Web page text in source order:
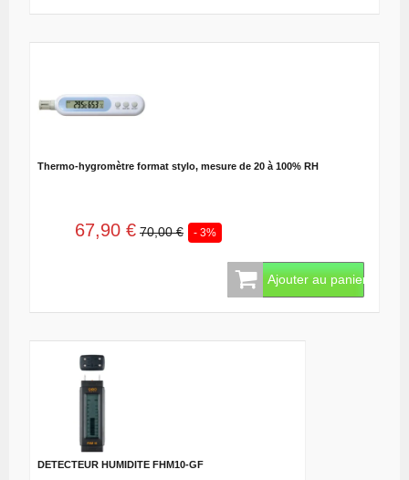
Thermo-hygromètre format stylo, mesure de 20 à 100% RH
67,90 € 70,00 € - 3%
Ajouter au panier
DETECTEUR HUMIDITE FHM10-GF